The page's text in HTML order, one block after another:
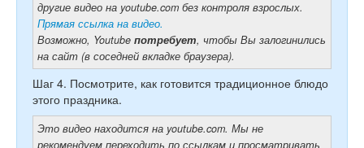
другие видео на youtube.com без контроля взрослых.
Прямая ссылка на видео.
Возможно, Youtube потребует, чтобы Вы залогинились
на сайт (в соседней вкладке браузера).
Шаг 4. Посмотрите, как готовится традиционное блюдо
этого праздника.
Это видео находится на youtube.com. Мы не
рекомендуем переходить по ссылкам и просматривать